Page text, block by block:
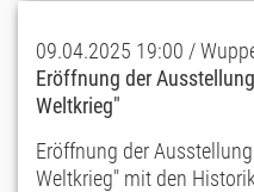
09.04.2025 19:00 /
Eröffnung der
Weltkrieg"
Eröffnung der
Weltkrieg" mit den